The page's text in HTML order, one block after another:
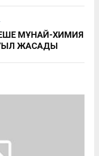
МҰНАЙ-ХИМИЯ
ЖАСАДЫ